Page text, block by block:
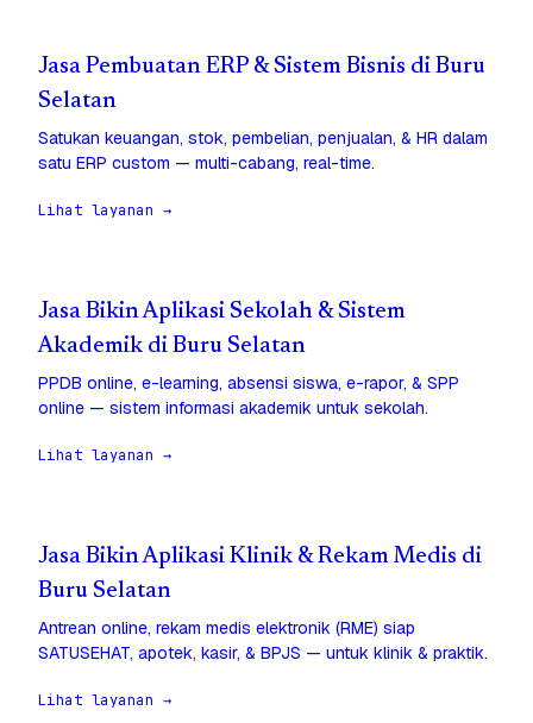
Jasa Pembuatan ERP & Sistem Bisnis di Buru
Selatan
Satukan keuangan, stok, pembelian, penjualan, & HR dalam
satu ERP custom — multi-cabang, real-time.
Lihat layanan →
Jasa Bikin Aplikasi Sekolah & Sistem
Akademik di Buru Selatan
PPDB online, e-learning, absensi siswa, e-rapor, & SPP
online — sistem informasi akademik untuk sekolah.
Lihat layanan →
Jasa Bikin Aplikasi Klinik & Rekam Medis di
Buru Selatan
Antrean online, rekam medis elektronik (RME) siap
SATUSEHAT, apotek, kasir, & BPJS — untuk klinik & praktik.
Lihat layanan →